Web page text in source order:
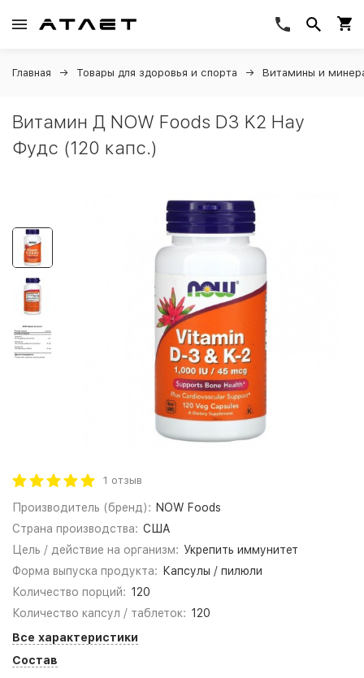
Главная Товары для здоровья и спорта Витамины и
Витамин Д NOW Foods D3 K2 Нау
Фудс (120 капс.)
1 отзыв
Производитель (бренд): NOW Foods
Страна производства: США
Цель / действие на организм: Укрепить иммунитет
Форма выпуска продукта:
Капсулы / пилюли
Количество порций: 120
Количество капсул / таблеток: 120
Все характеристики
Состав